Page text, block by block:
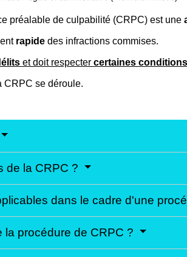
préalable de culpabilité (CRPC) est une
rapide des infractions commises.
et doit respecter certaines conditions
CRPC se déroule.
de la CRPC ?
dans le cadre d'une
la procédure de CRPC ?